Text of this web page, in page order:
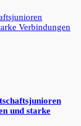
und starke